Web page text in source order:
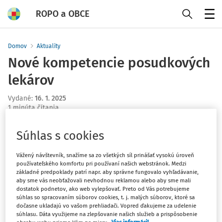
ROPO a OBCE
Domov Aktuality
Nové kompetencie posudkových
lekárov
Vydané: 16. 1. 2025
1 minúta čítania
Od 1. januára 2025 disponujú aj posudkoví lekári
vykonávajúci lekársku posudkovú činnosť v Sociálnej
poisťovni právomocou ukončiť dočasnú pracovnú
neschopnosť.
Posudkový lekár môže ukončiť dočasnú pracovnú
neschopnosť v prípadoch hodných osobitného zreteľa. Na
základe novej právnej úpravy ošetrujúci lekár na písomnú
Súhlas s cookies
Vážený návštevník, snažíme sa zo všetkých síl prinášať vysokú úroveň
používateľského komfortu pri používaní našich webstránok. Medzi
základné predpoklady patrí napr. aby správne fungovalo vyhľadávanie,
aby sme vás neobťažovali nevhodnou reklamou alebo aby sme mali
dostatok podnetov, ako web vylepšovať. Preto od Vás potrebujeme
súhlas so spracovaním súborov cookies, t. j. malých súborov, ktoré sa
dočasne ukladajú vo vašom prehliadači. Vopred ďakujeme za udelenie
súhlasu. Dáta využijeme na zlepšovanie našich služieb a prispôsobenie